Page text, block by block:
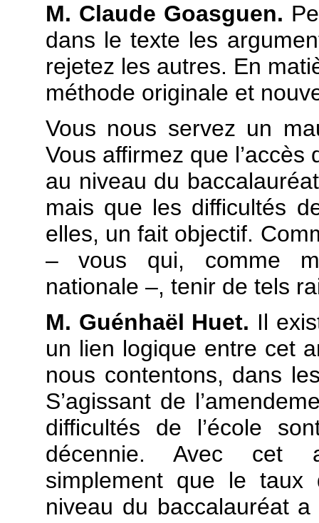
M. Claude Goasguen.
dans le texte les
rejetez les autres. En
méthode originale et
Vous nous servez un
Vous affirmez que l’accès
au niveau du
mais que les difficultés
elles, un fait objectif.
– vous qui, comme
nationale –, tenir de tels
M. Guénhaël Huet. Il
un lien logique entre cet
nous contentons, dans
S’agissant de
difficultés de l’école
décennie. Avec cet
simplement que le taux
niveau du baccalauréat